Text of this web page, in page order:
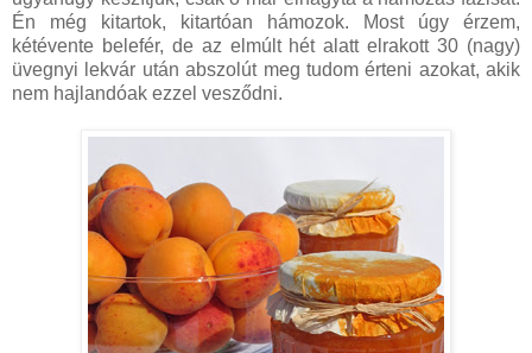
Én még kitartok, kitartóan hámozok. Most úgy érzem,
kétévente belefér, de az elmúlt hét alatt elrakott 30 (nagy)
üvegnyi lekvár után abszolút meg tudom érteni azokat, akik
nem hajlandóak ezzel vesződni.